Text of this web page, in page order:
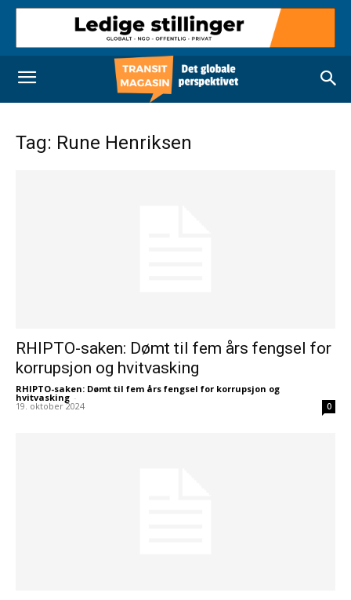
Tag: Rune Henriksen
RHIPTO-saken: Dømt til fem års fengsel for
korrupsjon og hvitvasking
RHIPTO-saken: Dømt til fem års fengsel for korrupsjon og
hvitvasking -
19. oktober 2024 0